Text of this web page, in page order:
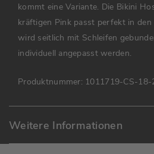
kommt eine Variante. Die Bikini
kräftigen Pink passt perfekt in den
wird seitlich mit Schleifen
individuell angepasst werden.
Produktnummer: 1011719-CS-18-
Weitere Informationen